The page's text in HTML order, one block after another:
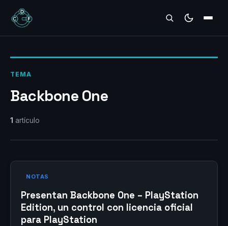
REVIEWS
TEMA
Backbone One
1 artículo
NOTAS
Presentan Backbone One – PlayStation
Edition, un control con licencia oficial
para PlayStation